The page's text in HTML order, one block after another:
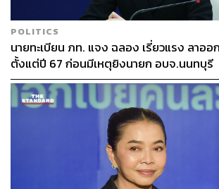
POLITICS
นายทะเบียน ภท. แจง ฉลอง เรี่ยวแรง ลาออ
ตั้งแต่ปี 67 ก่อนมีเหตุยิงนายก อบจ.นนทบุรี